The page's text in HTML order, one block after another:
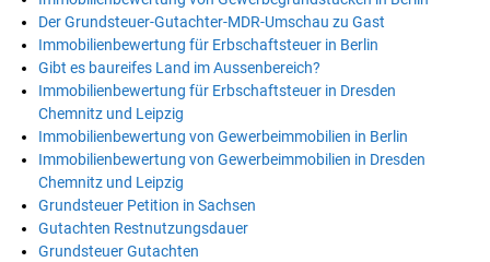
Der Grundsteuer-Gutachter-MDR-Umschau zu Gast
Immobilienbewertung für Erbschaftsteuer in Berlin
Gibt es baureifes Land im Aussenbereich?
Immobilienbewertung für Erbschaftsteuer in Dresden
Chemnitz und Leipzig
Immobilienbewertung von Gewerbeimmobilien in Berlin
Immobilienbewertung von Gewerbeimmobilien in Dresden
Chemnitz und Leipzig
Grundsteuer Petition in Sachsen
Gutachten Restnutzungsdauer
Grundsteuer Gutachten